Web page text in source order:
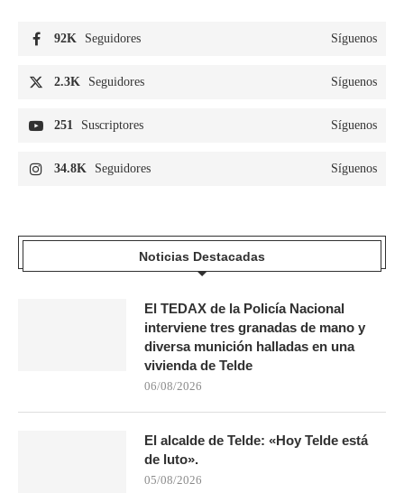
92K Seguidores Síguenos
2.3K Seguidores Síguenos
251 Suscriptores Síguenos
34.8K Seguidores Síguenos
Noticias Destacadas
El TEDAX de la Policía Nacional
interviene tres granadas de mano y
diversa munición halladas en una
vivienda de Telde
06/08/2026
El alcalde de Telde: «Hoy Telde está
de luto».
05/08/2026